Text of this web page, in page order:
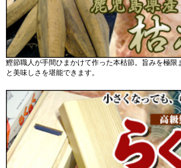
鰹節職人が手間ひまかけて作った本枯節。旨みを極限
と美味しさを堪能できます。